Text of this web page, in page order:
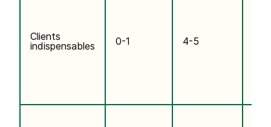
Clients
indispensables
0-1 4-5